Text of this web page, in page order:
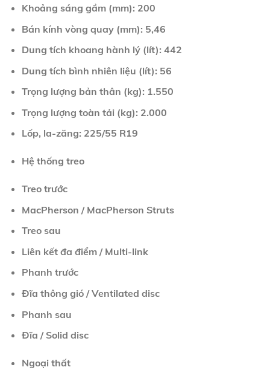
Khoảng sáng gầm (mm): 200
Bán kính vòng quay (mm): 5,46
Dung tích khoang hành lý (lít): 442
Dung tích bình nhiên liệu (lít): 56
Trọng lượng bản thân (kg): 1.550
Trọng lượng toàn tải (kg): 2.000
Lốp, la-zăng: 225/55 R19
Hệ thống treo
Treo trước
MacPherson / MacPherson Struts
Treo sau
Liên kết đa điểm / Multi-link
Phanh trước
Đĩa thông gió / Ventilated disc
Phanh sau
Đĩa / Solid disc
Ngoại thất